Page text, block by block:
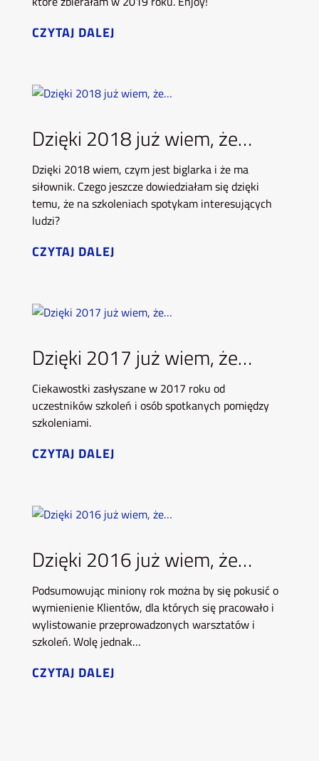
CZYTAJ DALEJ
Dzięki 2018 już wiem, że…
Dzięki 2018 wiem, czym jest biglarka i że ma
siłownik. Czego jeszcze dowiedziałam się dzięki
temu, że na szkoleniach spotykam interesujących
ludzi?
CZYTAJ DALEJ
Dzięki 2017 już wiem, że…
Ciekawostki zasłyszane w 2017 roku od
uczestników szkoleń i osób spotkanych pomiędzy
szkoleniami.
CZYTAJ DALEJ
Dzięki 2016 już wiem, że…
Podsumowując miniony rok można by się pokusić o
wymienienie Klientów, dla których się pracowało i
wylistowanie przeprowadzonych warsztatów i
szkoleń. Wolę jednak…
CZYTAJ DALEJ